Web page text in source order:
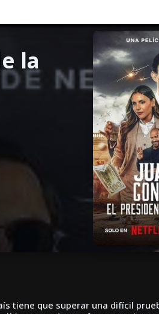
la
tiene que superar una difícil